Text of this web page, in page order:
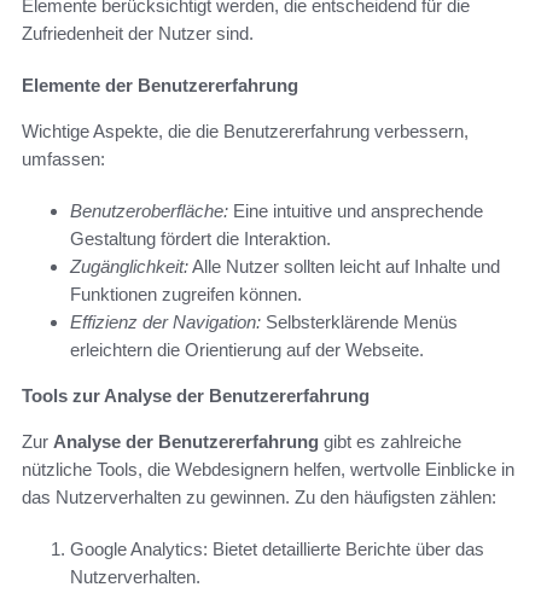
Elemente berücksichtigt werden, die entscheidend für die
Zufriedenheit der Nutzer sind.
Elemente der Benutzererfahrung
Wichtige Aspekte, die die Benutzererfahrung verbessern,
umfassen:
Benutzeroberfläche: Eine intuitive und ansprechende
Gestaltung fördert die Interaktion.
Zugänglichkeit:Alle Nutzer sollten leicht auf Inhalte und
Funktionen zugreifen können.
Effizienz der Navigation: Selbsterklärende Menüs
erleichtern die Orientierung auf der Webseite.
Tools zur Analyse der Benutzererfahrung
Zur Analyse der Benutzererfahrung gibt es zahlreiche
nützliche Tools, die Webdesignern helfen, wertvolle Einblicke in
das Nutzerverhalten zu gewinnen. Zu den häufigsten zählen:
Google Analytics: Bietet detaillierte Berichte über das
Nutzerverhalten.